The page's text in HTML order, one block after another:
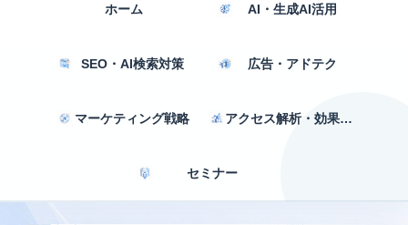
ホーム AI・生成AI活用
SEO・AI検索対策 広告・アドテク
マーケティング戦略 アクセス解析・効果測定
セミナー